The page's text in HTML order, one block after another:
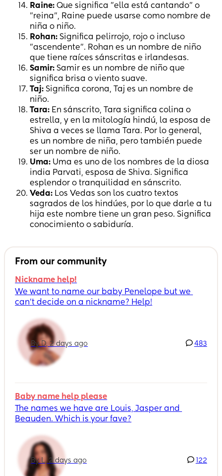
Raine: Que significa "ella está cantando" o
"reina", Raine puede usarse como nombre de
niña o niño.
Rohan: Significa pelirrojo, rojo o incluso
"ascendente". Rohan es un nombre de niño
que tiene raíces sánscritas e irlandesas.
Samir: Samir es un nombre de niño que
significa brisa o viento suave.
Taj: Significa corona, Taj es un nombre de
niño.
Tara: En sánscrito, Tara significa colina o
estrella, y en la mitología hindú, la esposa de
Shiva a veces se llama Tara. Por lo general,
es un nombre de niña, pero también puede
ser un nombre de niño.
Uma: Uma es uno de los nombres de la diosa
india Parvati, esposa de Shiva. Significa
esplendor o tranquilidad en sánscrito.
Veda: Los Vedas son los cuatro textos
sagrados de los hindúes, por lo que darle a tu
hija este nombre tiene un gran peso. Significa
conocimiento o sabiduría.
From our community
Nickname help!
We want to name our baby Penelope but we
can’t decide on a nickname? Help!
By D, 2 days ago 483
Baby name help please
The names we have are Louis, Jasper and
Beauden. Which is your fave?
By L, 2 days ago 122